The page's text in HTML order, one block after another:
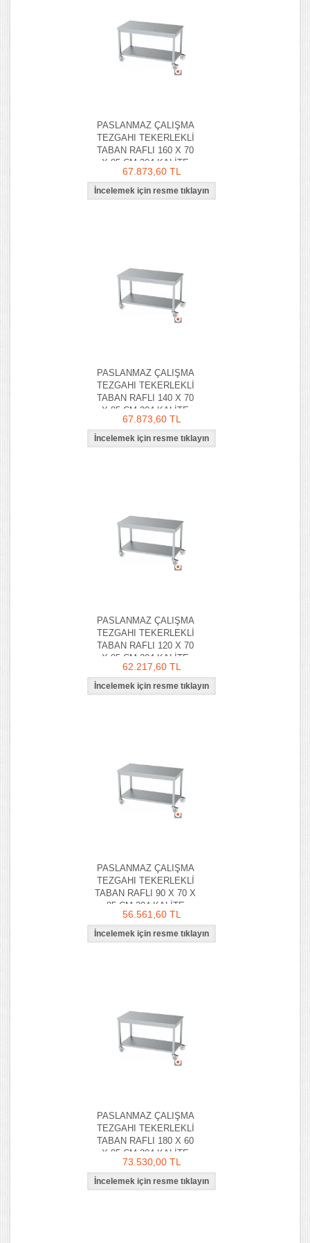
PASLANMAZ ÇALIŞMA
TEZGAHI TEKERLEKLİ
TABAN RAFLI 160 X 70
X 85 CM 304 KALİTE
67.873,60 TL
PASLANMAZ ÇALIŞMA
TEZGAHI TEKERLEKLİ
TABAN RAFLI 140 X 70
X 85 CM 304 KALİTE
67.873,60 TL
PASLANMAZ ÇALIŞMA
TEZGAHI TEKERLEKLİ
TABAN RAFLI 120 X 70
X 85 CM 304 KALİTE
62.217,60 TL
PASLANMAZ ÇALIŞMA
TEZGAHI TEKERLEKLİ
TABAN RAFLI 90 X 70 X
85 CM 304 KALİTE
56.561,60 TL
PASLANMAZ ÇALIŞMA
TEZGAHI TEKERLEKLİ
TABAN RAFLI 180 X 60
X 85 CM 304 KALİTE
73.530,00 TL